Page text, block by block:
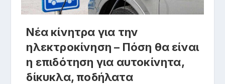
Νέα κίνητρα για την
ηλεκτροκίνηση – Πόση θα είναι
η επιδότηση για αυτοκίνητα,
δίκυκλα, ποδήλατα